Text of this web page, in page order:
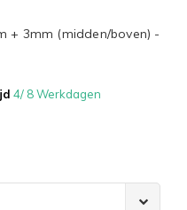
+ 3mm (midden/boven) -
4/ 8 Werkdagen